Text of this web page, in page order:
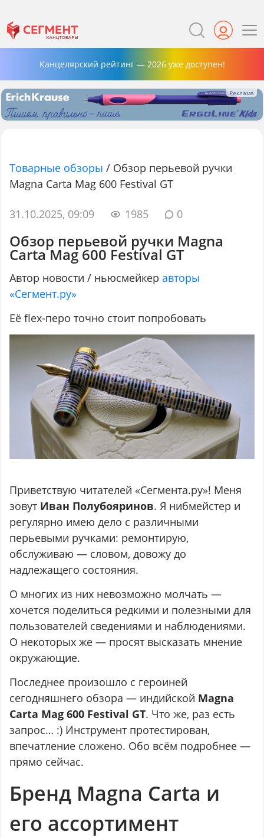
Канцелярский рейтинг — 2026 уже доступен!
Товарные обзоры / Обзор перьевой ручки
Magna Carta Mag 600 Festival GT
31.10.2025, 09:09 1985 0
Обзор перьевой ручки Magna
Carta Mag 600 Festival GT
Автор новости / ньюсмейкеравторы
«Сегмент.ру»
Её flex-перо точно стоит попробовать
Приветствую читателей «Сегмента.ру»! Меня
зовут Иван Полубояринов. Я нибмейстер и
регулярно имею дело с различными
перьевыми ручками: ремонтирую,
обслуживаю — словом, довожу до
надлежащего состояния.
О многих из них невозможно молчать —
хочется поделиться редкими и полезными для
пользователей сведениями и наблюдениями.
О некоторых же — просят высказать мнение
окружающие.
Последнее произошло с героиней
сегодняшнего обзора — индийской Magna
Carta Mag 600 Festival GT. Что же, раз есть
запрос… :) Инструмент протестирован,
впечатление сложено. Обо всём подробнее —
прямо сейчас.
Бренд Magna Carta и
его ассортимент